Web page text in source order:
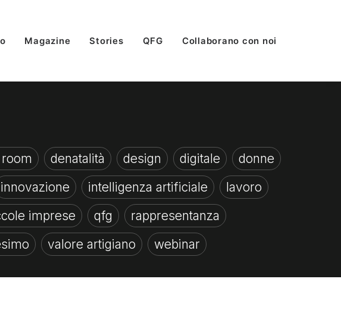
Magazine Stories QFG Collaborano con noi
denatalità design digitale
donne
innovazione intelligenza artificiale
lavoro
imprese qfg
rappresentanza
valore artigiano webinar